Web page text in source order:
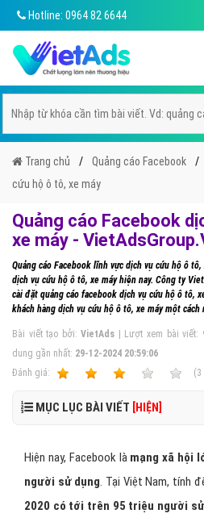
Hotline: 0964 82 6644
Trang chủ Quảng cáo Facebook
cứu hộ ô tô, xe máy
Quảng cáo Facebook
xe máy -
Quảng cáo Facebook lĩnh vực dịch vụ cứu hộ ô
dịch vụ cứu hộ ô tô, xe máy hiện nay. Công ty
cài đặt quảng cáo facebook dịch vụ cứu hộ ô tô,
khách hàng dịch vụ cứu hộ ô tô, xe máy một cách
Bài viết tạo bởi:VietAds | Lượt xem bài viết:
dung gần nhất: 29-12-2024 20:59:06
Ðánh giá:
(3
MỤC LỤC BÀI VIẾT [HIỆN]
Hiện nay, Facebook là mạng xã hội
người sử dụng. Tại Việt Nam, tính
2020 có tới trên 95 triệu người